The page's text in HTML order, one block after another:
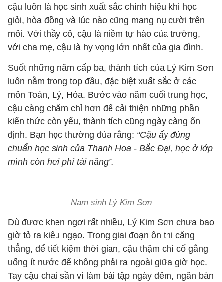
cậu luôn là học sinh xuất sắc chính hiệu khi học
giỏi, hòa đồng và lúc nào cũng mang nụ cười trên
môi. Với thầy cô, cậu là niềm tự hào của trường,
với cha mẹ, cậu là hy vọng lớn nhất của gia đình.
Suốt những năm cấp ba, thành tích của Lý Kim Sơn
luôn nằm trong top đầu, đặc biệt xuất sắc ở các
môn Toán, Lý, Hóa. Bước vào năm cuối trung học,
cậu càng chăm chỉ hơn để cải thiện những phần
kiến thức còn yếu, thành tích cũng ngày càng ổn
định. Bạn học thường đùa rằng: “Cậu ấy đúng
chuẩn học sinh của Thanh Hoa - Bắc Đại, học ở lớp
mình còn hơi phí tài năng”.
Nam sinh Lý Kim Sơn
Dù được khen ngợi rất nhiều, Lý Kim Sơn chưa bao
giờ tỏ ra kiêu ngạo. Trong giai đoạn ôn thi căng
thẳng, để tiết kiệm thời gian, cậu thậm chí cố gắng
uống ít nước để không phải ra ngoài giữa giờ học.
Tay cậu chai sần vì làm bài tập ngày đêm, ngăn bàn